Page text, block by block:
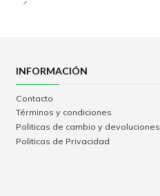
INFORMACIÓN
Contacto
Términos y condiciones
Politicas de cambio y devoluciones
Politicas de Privacidad